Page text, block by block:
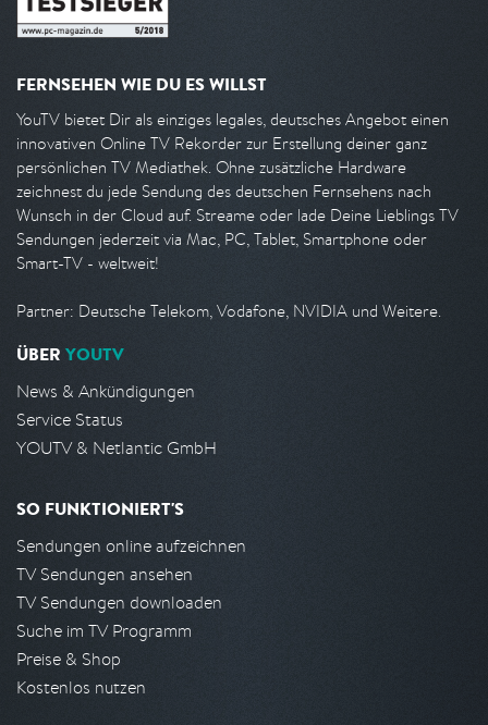
FERNSEHEN WIE DU ES WILLST
YouTV bietet Dir als einziges legales, deutsches Angebot einen
innovativen Online TV Rekorder zur Erstellung deiner ganz
persönlichen TV Mediathek. Ohne zusätzliche Hardware
zeichnest du jede Sendung des deutschen Fernsehens nach
Wunsch in der Cloud auf. Streame oder lade Deine Lieblings TV
Sendungen jederzeit via Mac, PC, Tablet, Smartphone oder
Smart-TV - weltweit!
Partner: Deutsche Telekom, Vodafone, NVIDIA und Weitere.
ÜBER YOUTV
News & Ankündigungen
Service Status
YOUTV & Netlantic GmbH
SO FUNKTIONIERT'S
Sendungen online aufzeichnen
TV Sendungen ansehen
TV Sendungen downloaden
Suche im TV Programm
Preise & Shop
Kostenlos nutzen